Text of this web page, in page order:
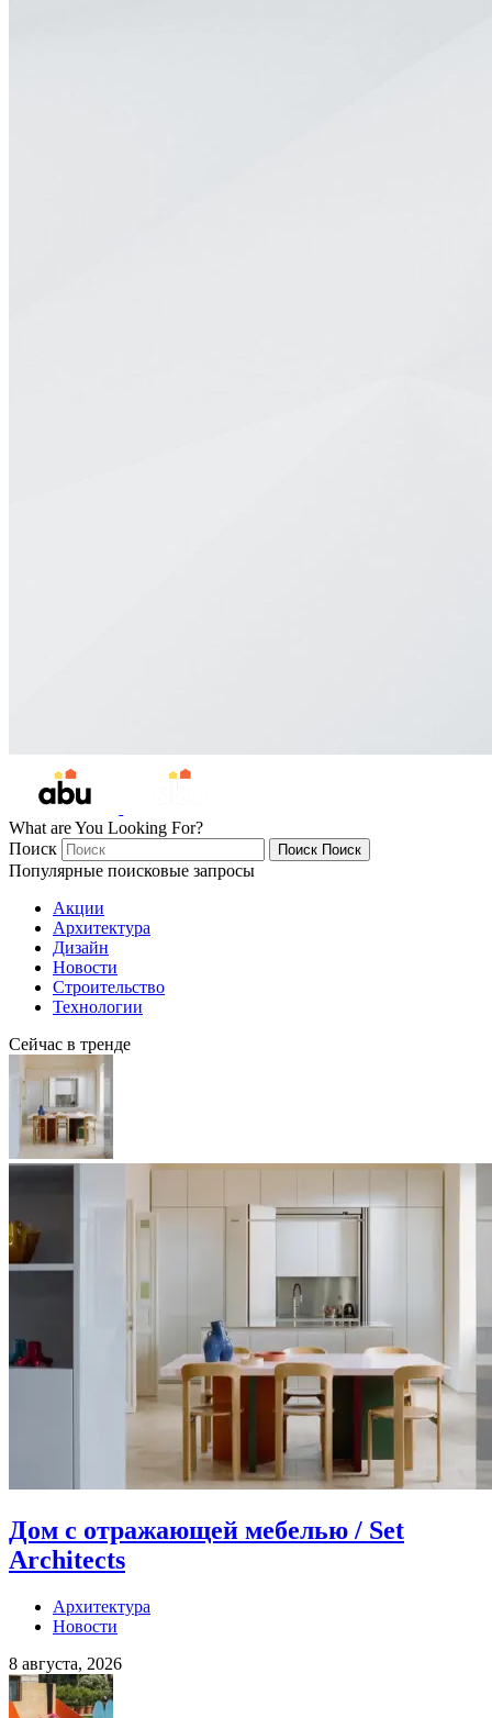
What are You Looking For?
Поиск
Поиск Поиск
Популярные поисковые запросы
Акции
Архитектура
Дизайн
Новости
Строительство
Технологии
Сейчас в тренде
Дом с отражающей мебелью / Set
Architects
Архитектура
Новости
8 августа, 2026